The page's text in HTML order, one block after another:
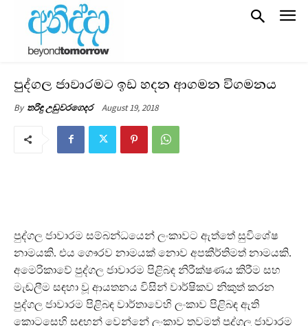
පුද්ගල ජාවාරමට ඉඩ හදන ආගමන විගමනය
By තරිඳු උඩුවරගෙදර August 19, 2018
පුද්ගල ජාවාරම සම්බන්ධයෙන් ලංකාවට ඇත්තේ සුවිශේෂ
නාමයකි. එය ගෞරව නාමයක් නොව අපකීර්තිමත් නාමයකි.
අමෙරිකාවේ පුද්ගල‍ ජාවාරම පිළිබඳ නිරීක්ෂණය කිරීම සහ
මැඬලීම සඳහා වූ ආයතනය විසින් වාර්ෂිකව නිකුත් කරන
පුද්ගල‍ ජාවාරම පිළිබඳ වාර්තාවෙහි ලංකාව පිළිබඳ ඇති
කොටසෙහි සඳහන් වෙන්නේ ලංකාව තවමත් පුද්ගල‍ ජාවාරම